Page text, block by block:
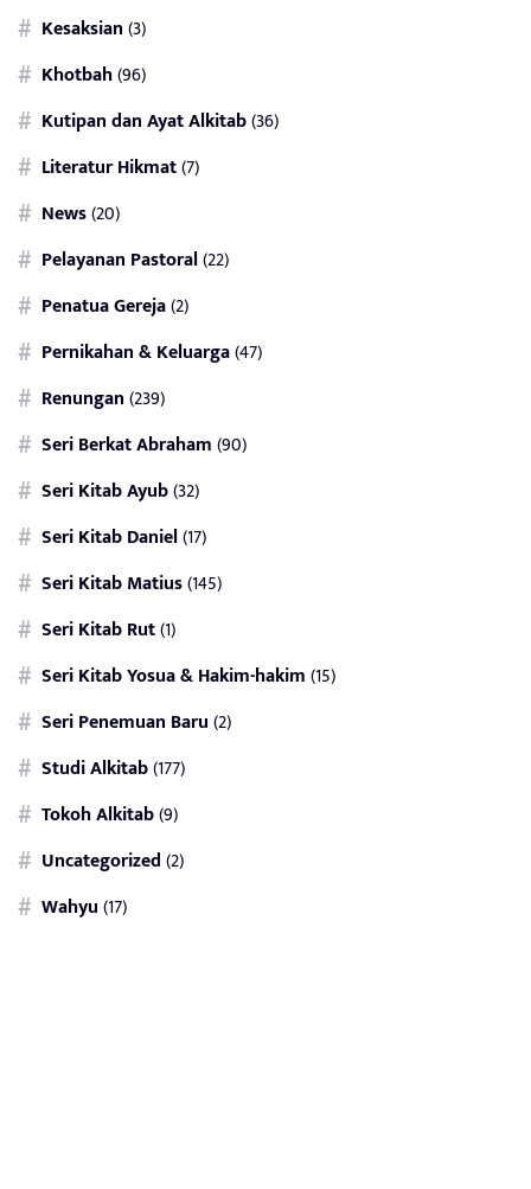
Kesaksian(3)
Khotbah(96)
Kutipan dan Ayat Alkitab(36)
Literatur Hikmat(7)
News(20)
Pelayanan Pastoral(22)
Penatua Gereja(2)
Pernikahan & Keluarga(47)
Renungan(239)
Seri Berkat Abraham(90)
Seri Kitab Ayub(32)
Seri Kitab Daniel(17)
Seri Kitab Matius(145)
Seri Kitab Rut(1)
Seri Kitab Yosua & Hakim-hakim(15)
Seri Penemuan Baru(2)
Studi Alkitab(177)
Tokoh Alkitab(9)
Uncategorized(2)
Wahyu(17)